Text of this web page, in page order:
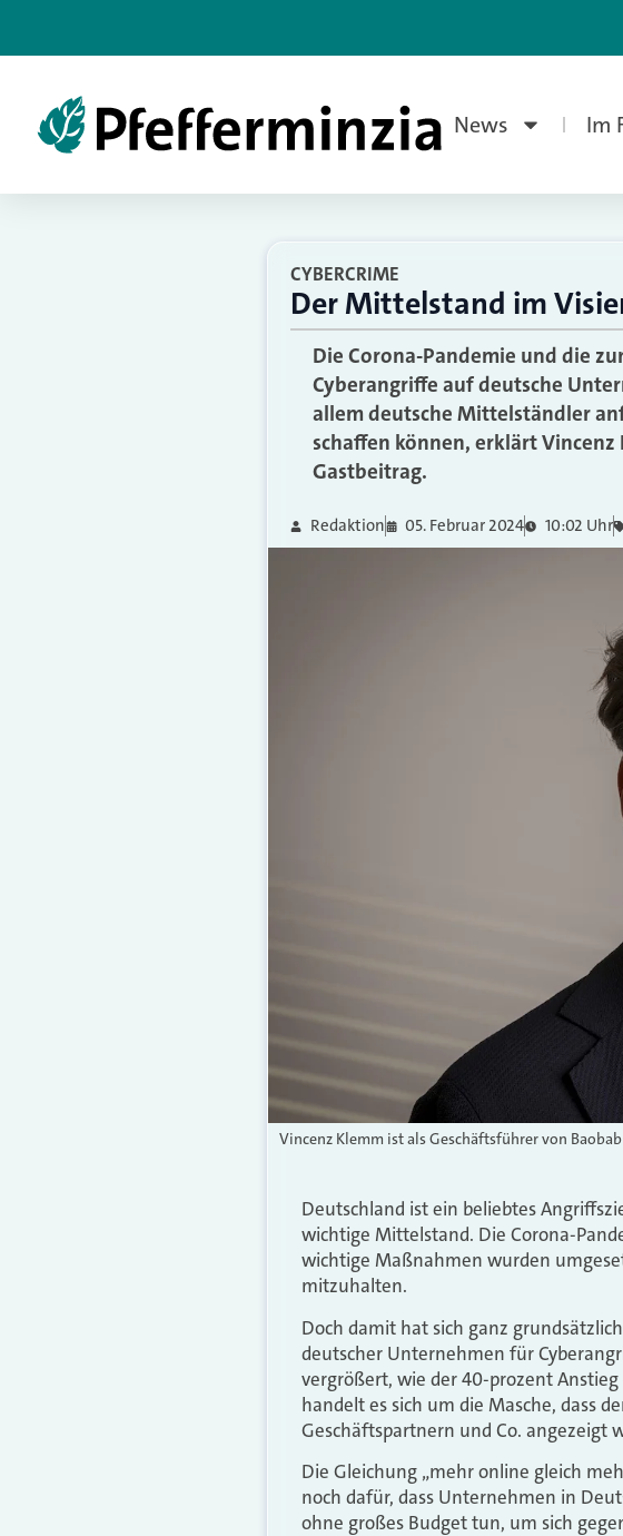
News Im
CYBERCRIME
Der Mittelstand im
Die Corona-Pandemie und die
Cyberangriffe auf deutsche
allem deutsche Mittelständler
schaffen können, erklärt
Gastbeitrag.
Redaktion 05. Februar 2024 10:02 Uhr
Vincenz Klemm ist als Geschäftsführer von
Deutschland ist ein beliebtes
wichtige Mittelstand. Die Corona-
wichtige Maßnahmen wurden
mitzuhalten.
Doch damit hat sich ganz
deutscher Unternehmen für
vergrößert, wie der 40-prozent
handelt es sich um die Masche, dass
Geschäftspartnern und Co. angezeigt
Die Gleichung „mehr online gleich
noch dafür, dass Unternehmen in
ohne großes Budget tun, um sich